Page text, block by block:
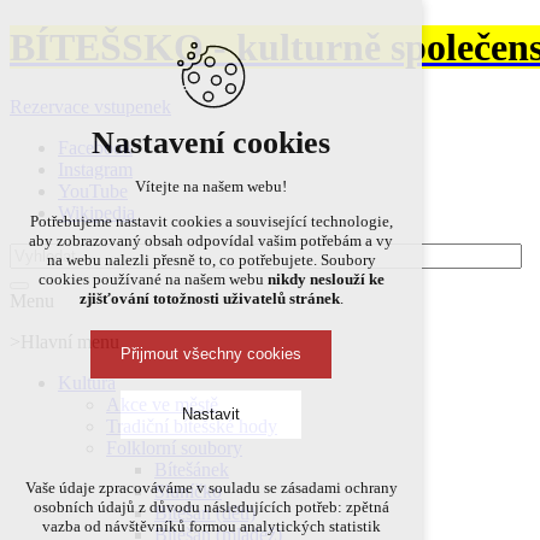
BÍTEŠSKO - kulturně
Facebook
Wikipedia
Kultura
Akce ve městě
Tradiční bítešské hody
Sluníčko
Bítešan (děti)
Bítešan (mládež)
Nastavení cookies
Vítejte na našem webu!
Potřebujeme nastavit cookies a související technologie,
aby zobrazovaný obsah odpovídal vašim potřebám a vy
na webu nalezli přesně to, co potřebujete. Soubory
cookies používané na našem webu nikdy neslouží ke
zjišťování totožnosti uživatelů stránek.
Přijmout všechny cookies
Nastavit
Technická cookies
nutná pro provozování webu
Vaše údaje zpracováváme v souladu se zásadami ochrany
osobních údajů z důvodu následujících potřeb: zpětná
vazba od návštěvníků formou analytických statistik